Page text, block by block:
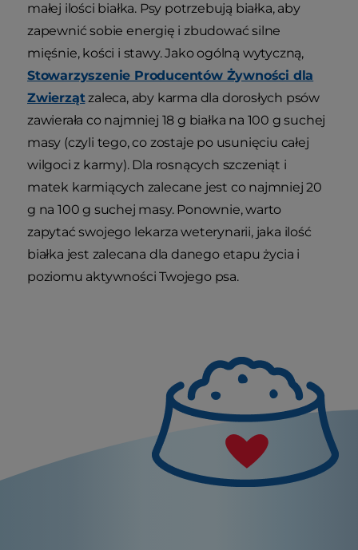
małej ilości białka. Psy potrzebują białka, aby
zapewnić sobie energię i zbudować silne
mięśnie, kości i stawy. Jako ogólną wytyczną,
Stowarzyszenie Producentów Żywności dla
Zwierzątzaleca, aby karma dla dorosłych psów
zawierała co najmniej 18 g białka na 100 g suchej
masy (czyli tego, co zostaje po usunięciu całej
wilgoci z karmy). Dla rosnących szczeniąt i
matek karmiących zalecane jest co najmniej 20
g na 100 g suchej masy. Ponownie, warto
zapytać swojego lekarza weterynarii, jaka ilość
białka jest zalecana dla danego etapu życia i
poziomu aktywności Twojego psa.